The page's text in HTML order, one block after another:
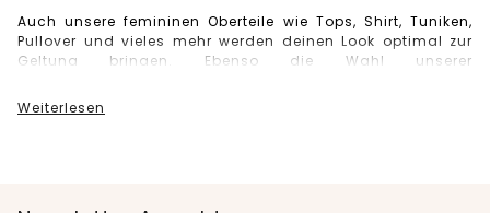
Auch unsere femininen Oberteile wie Tops, Shirt, Tuniken,
Pullover und vieles mehr werden deinen Look optimal zur
Geltung bringen. Ebenso die Wahl unserer
Röcke, wird dich überzeugen. Damenbekleidung von Street
One passt immer - egal ob fürs Büro, für die Freizeit oder
Weiterlesen